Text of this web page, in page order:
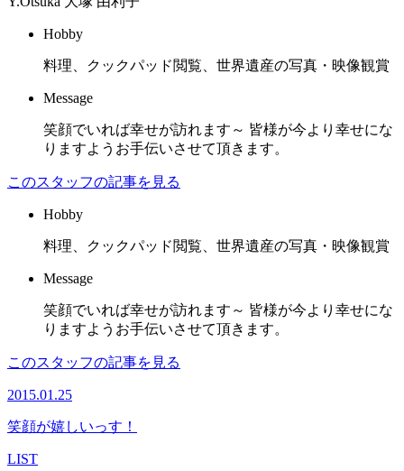
Hobby
料理、クックパッド閲覧、世界遺産の写真・映像観賞
Message
笑顔でいれば幸せが訪れます～ 皆様が今より幸せにな
りますようお手伝いさせて頂きます。
このスタッフの記事を見る
Hobby
料理、クックパッド閲覧、世界遺産の写真・映像観賞
Message
笑顔でいれば幸せが訪れます～ 皆様が今より幸せにな
りますようお手伝いさせて頂きます。
このスタッフの記事を見る
2015.01.25
笑顔が嬉しいっす！
LIST